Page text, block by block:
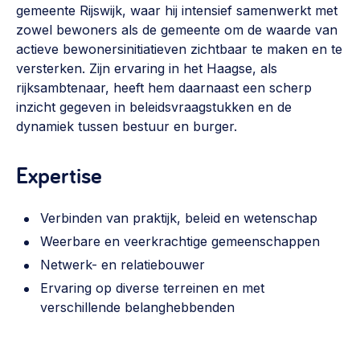
Sociaal ondernemen
Bewonersbedrijf starten, ondernemingsplan maken >
Buurtbewoners verbinden
Community building en ABCD, welkomstcultuur >
Zorgzame gemeenschappen
uitbreiden >
Werken aan de wijk, ABCD, WijkWijzer >
Weerbare gemeenschappen
Voorbereiden op crisis, noodsteunpunten,
ontmoetingsplekken >
Vraag stellen
030 231 7511
info@lsabewoners.nl
gemeente Rijswijk, waar hij intensief samenwerkt met
zowel bewoners als de gemeente om de waarde van
actieve bewonersinitiatieven zichtbaar te maken en te
versterken. Zijn ervaring in het Haagse, als
rijksambtenaar, heeft hem daarnaast een scherp
inzicht gegeven in beleidsvraagstukken en de
dynamiek tussen bestuur en burger.
Expertise
Verbinden van praktijk, beleid en wetenschap
Weerbare en veerkrachtige gemeenschappen
Netwerk- en relatiebouwer
Ervaring op diverse terreinen en met
verschillende belanghebbenden